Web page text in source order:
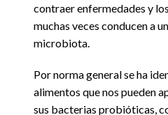
contraer enfermedades y
muchas veces conducen a
microbiota.
Por norma general se ha
alimentos que nos pueden
sus bacterias probióticas,